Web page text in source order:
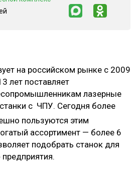
на российском рынке с 2009
лет поставляет
лазерные
с ЧПУ. Сегодня более
пользуются этим
ассортимент — более 6
подобрать станок для